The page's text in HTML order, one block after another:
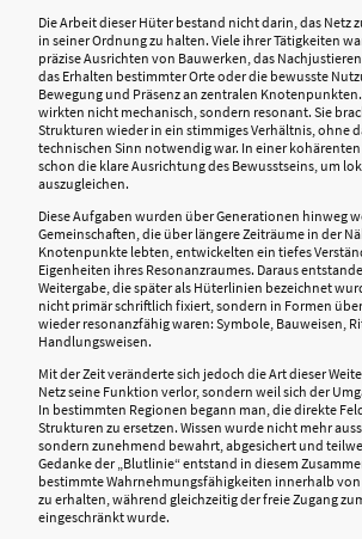
Die Arbeit dieser Hüter bestand nicht darin, das Netz
in seiner Ordnung zu halten. Viele ihrer Tätigkeiten
präzise Ausrichten von Bauwerken, das
das Erhalten bestimmter Orte oder die bewusste
Bewegung und Präsenz an zentralen
wirkten nicht mechanisch, sondern resonant. Sie
Strukturen wieder in ein stimmiges Verhältnis, ohne
technischen Sinn notwendig war. In einer
schon die klare Ausrichtung des Bewusstseins, um
auszugleichen.
Diese Aufgaben wurden über Generationen hinweg
Gemeinschaften, die über längere Zeiträume in der
Knotenpunkte lebten, entwickelten ein tiefes
Eigenheiten ihres Resonanzraumes. Daraus
Weitergabe, die später als Hüterlinien bezeichnet
nicht primär schriftlich fixiert, sondern in Formen
wieder resonanzfähig waren: Symbole, Bauweisen,
Handlungsweisen.
Mit der Zeit veränderte sich jedoch die Art dieser
Netz seine Funktion verlor, sondern weil sich der
In bestimmten Regionen begann man, die direkte
Strukturen zu ersetzen. Wissen wurde nicht mehr
sondern zunehmend bewahrt, abgesichert und
Gedanke der „Blutlinie“ entstand in diesem
bestimmte Wahrnehmungsfähigkeiten innerhalb
zu erhalten, während gleichzeitig der freie Zugang
eingeschränkt wurde.